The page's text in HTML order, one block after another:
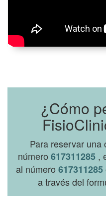
¿Cómo
Para reservar una
número617311285 ,
al número 617311285
a través del